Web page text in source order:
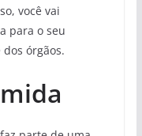
você vai
para o seu
órgãos.